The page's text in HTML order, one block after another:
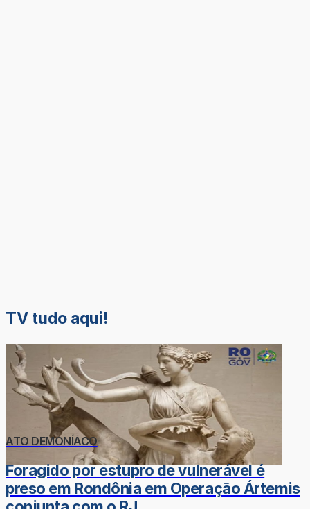
TV tudo aqui!
ATO DEMONÍACO
Foragido por estupro de vulnerável é
preso em Rondônia em Operação Ártemis